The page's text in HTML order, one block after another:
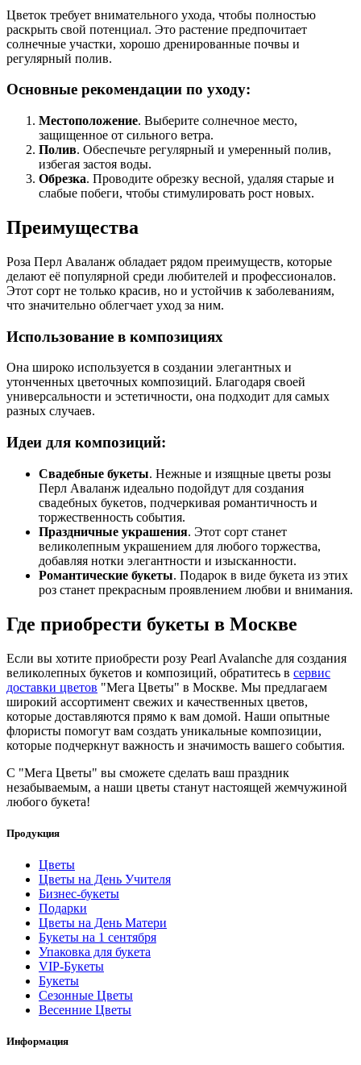
Цветок требует внимательного ухода, чтобы полностью
раскрыть свой потенциал. Это растение предпочитает
солнечные участки, хорошо дренированные почвы и
регулярный полив.
Основные рекомендации по уходу:
Местоположение. Выберите солнечное место,
защищенное от сильного ветра.
Полив. Обеспечьте регулярный и умеренный полив,
избегая застоя воды.
Обрезка. Проводите обрезку весной, удаляя старые и
слабые побеги, чтобы стимулировать рост новых.
Преимущества
Роза Перл Аваланж обладает рядом преимуществ, которые
делают её популярной среди любителей и профессионалов.
Этот сорт не только красив, но и устойчив к заболеваниям,
что значительно облегчает уход за ним.
Использование в композициях
Она широко используется в создании элегантных и
утонченных цветочных композиций. Благодаря своей
универсальности и эстетичности, она подходит для самых
разных случаев.
Идеи для композиций:
Свадебные букеты. Нежные и изящные цветы розы
Перл Аваланж идеально подойдут для создания
свадебных букетов, подчеркивая романтичность и
торжественность события.
Праздничные украшения. Этот сорт станет
великолепным украшением для любого торжества,
добавляя нотки элегантности и изысканности.
Романтические букеты. Подарок в виде букета из этих
роз станет прекрасным проявлением любви и внимания.
Где приобрести букеты в Москве
Если вы хотите приобрести розу Pearl Avalanche для создания
великолепных букетов и композиций, обратитесь в сервис
доставки цветов "Мега Цветы" в Москве. Мы предлагаем
широкий ассортимент свежих и качественных цветов,
которые доставляются прямо к вам домой. Наши опытные
флористы помогут вам создать уникальные композиции,
которые подчеркнут важность и значимость вашего события.
С "Мега Цветы" вы сможете сделать ваш праздник
незабываемым, а наши цветы станут настоящей жемчужиной
любого букета!
Продукция
Цветы
Цветы на День Учителя
Бизнес-букеты
Подарки
Цветы на День Матери
Букеты на 1 сентября
Упаковка для букета
VIP-Букеты
Букеты
Сезонные Цветы
Весенние Цветы
Информация